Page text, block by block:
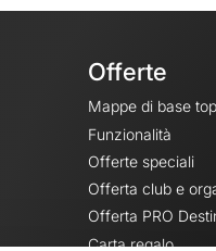
Offerte
Mappe di base
Funzionalità
Offerte speciali
Offerta club e
Offerta PRO
Carta regalo